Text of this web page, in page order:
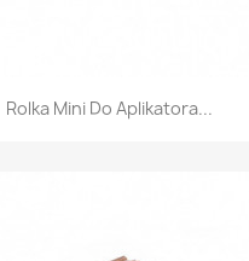
Rolka Mini Do Aplikatora...